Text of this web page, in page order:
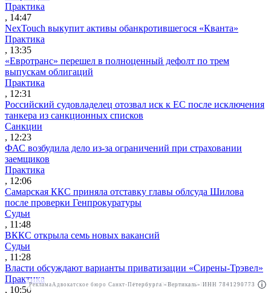
Реклама АО"Право.ру" ИНН: 7708095468
Практика
, 14:47
NexTouch выкупит активы обанкротившегося «Кванта»
Практика
, 13:35
«Евротранс» перешел в полноценный дефолт по трем
выпускам облигаций
Практика
, 12:31
Российский судовладелец отозвал иск к ЕС после исключения
танкера из санкционных списков
Санкции
, 12:23
ФАС возбудила дело из-за ограничений при страховании
заемщиков
Практика
, 12:06
Самарская ККС приняла отставку главы облсуда Шилова
после проверки Генпрокуратуры
Судьи
, 11:48
ВККС открыла семь новых вакансий
Судьи
, 11:28
Власти обсуждают варианты приватизации «Сирены-Трэвел»
Практика
, 10:50
Реклама Адвокатское бюро Санкт-Петербурга «Вертикаль» ИНН 7841290773